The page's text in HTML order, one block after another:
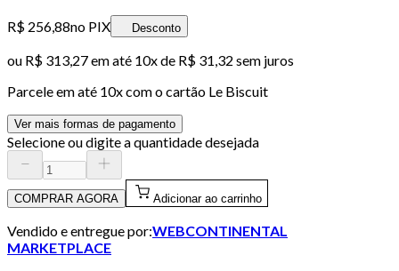
R$ 256,88no PIX Desconto
ou R$ 313,27em até 10x de R$ 31,32 sem juros
Parcele em até 10x com o cartão Le Biscuit
Ver mais formas de pagamento
Selecione ou digite a quantidade desejada
COMPRAR AGORA Adicionar ao carrinho
Vendido e entregue por:WEBCONTINENTAL
MARKETPLACE